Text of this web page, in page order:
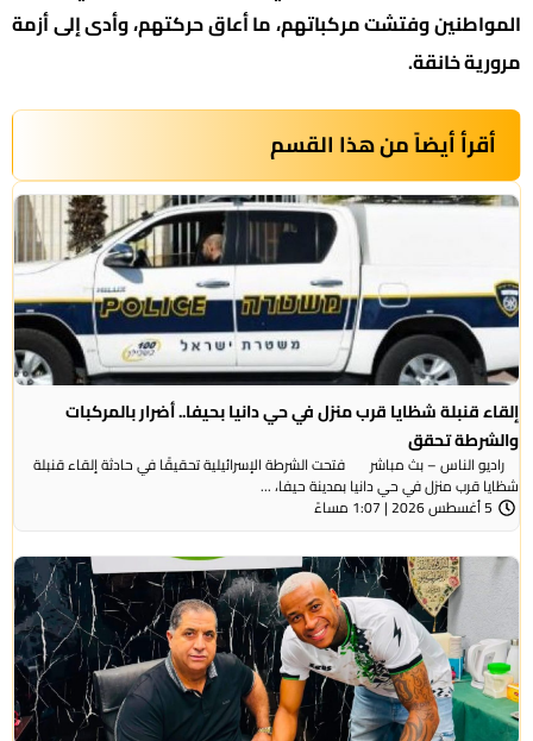
المواطنين وفتشت مركباتهم، ما أعاق حركتهم، وأدى إلى أزمة
مرورية خانقة.
أقرأ أيضاً من هذا القسم
إلقاء قنبلة شظايا قرب منزل في حي دانيا بحيفا.. أضرار بالمركبات
والشرطة تحقق
راديو الناس – بث مباشر فتحت الشرطة الإسرائيلية تحقيقًا في حادثة إلقاء قنبلة
شظايا قرب منزل في حي دانيا بمدينة حيفا، ...
5 أغسطس 2026 | 1:07 مساءً